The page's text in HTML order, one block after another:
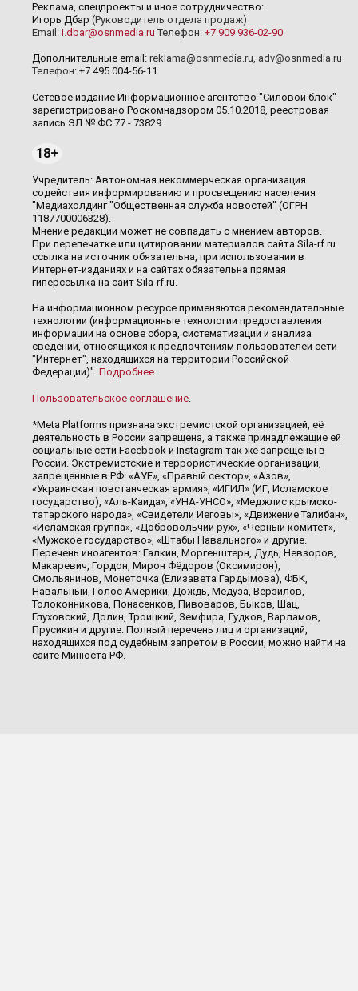
Реклама, спецпроекты и иное сотрудничество:
Игорь Дбар (Руководитель отдела продаж)
Email: i.dbar@osnmedia.ru Телефон: +7 909 936-02-90
Дополнительные email: reklama@osnmedia.ru, adv@osnmedia.ru
Телефон: +7 495 004-56-11
Сетевое издание Информационное агентство "Силовой блок"
зарегистрировано Роскомнадзором 05.10.2018, реестровая
запись ЭЛ № ФС 77 - 73829.
18+
Учредитель: Автономная некоммерческая организация
содействия информированию и просвещению населения
"Медиахолдинг "Общественная служба новостей" (ОГРН
1187700006328).
Мнение редакции может не совпадать с мнением авторов.
При перепечатке или цитировании материалов сайта Sila-rf.ru
ссылка на источник обязательна, при использовании в
Интернет-изданиях и на сайтах обязательна прямая
гиперссылка на сайт Sila-rf.ru.
На информационном ресурсе применяются рекомендательные
технологии (информационные технологии предоставления
информации на основе сбора, систематизации и анализа
сведений, относящихся к предпочтениям пользователей сети
"Интернет", находящихся на территории Российской
Федерации)". Подробнее.
Пользовательское соглашение.
*Meta Platforms признана экстремистской организацией, её
деятельность в России запрещена, а также принадлежащие ей
социальные сети Facebook и Instagram так же запрещены в
России. Экстремистские и террористические организации,
запрещенные в РФ: «АУЕ», «Правый сектор», «Азов»,
«Украинская повстанческая армия», «ИГИЛ» (ИГ, Исламское
государство), «Аль-Каида», «УНА-УНСО», «Меджлис крымско-
татарского народа», «Свидетели Иеговы», «Движение Талибан»,
«Исламская группа», «Добровольчий рух», «Чёрный комитет»,
«Мужское государство», «Штабы Навального» и другие.
Перечень иноагентов: Галкин, Моргенштерн, Дудь, Невзоров,
Макаревич, Гордон, Мирон Фёдоров (Оксимирон),
Смольянинов, Монеточка (Елизавета Гардымова), ФБК,
Навальный, Голос Америки, Дождь, Медуза, Верзилов,
Толоконникова, Понасенков, Пивоваров, Быков, Шац,
Глуховский, Долин, Троицкий, Земфира, Гудков, Варламов,
Прусикин и другие. Полный перечень лиц и организаций,
находящихся под судебным запретом в России, можно найти на
сайте Минюста РФ.